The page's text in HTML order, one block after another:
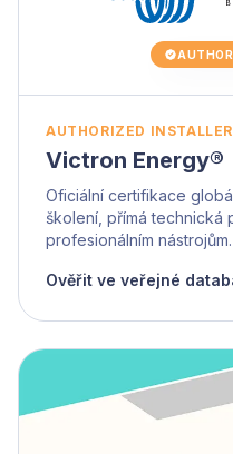
AUTHORIZED INSTALLER
Victron Energy®
Oficiální certifikace
školení, přímá technická
profesionálním nástrojům.
Ověřit ve veřejné